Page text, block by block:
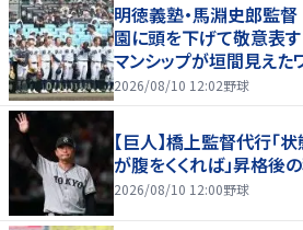
明徳義塾・馬淵史郎監
園に頭を下げて敬意表
マンシップが垣間見えた
2026/08/10 12:02野球
【巨人】橋上監督代行「
が腹をくくれば」昇格
2026/08/10 12:00野球